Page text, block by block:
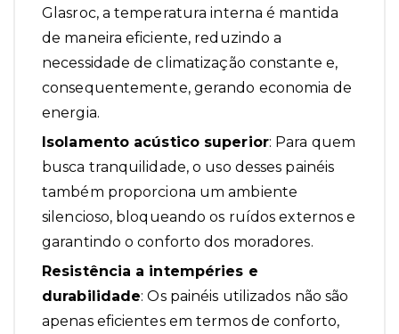
Glasroc, a temperatura interna é mantida
de maneira eficiente, reduzindo a
necessidade de climatização constante e,
consequentemente, gerando economia de
energia.
Isolamento acústicosuperior: Para quem
busca tranquilidade, o uso desses painéis
também proporciona um ambiente
silencioso, bloqueando os ruídos externos e
garantindo o conforto dos moradores.
Resistência a intempéries e
durabilidade: Os painéis utilizados não são
apenas eficientes em termos de conforto,